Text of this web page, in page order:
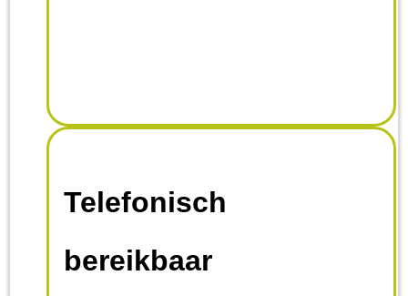
Telefonisch
bereikbaar